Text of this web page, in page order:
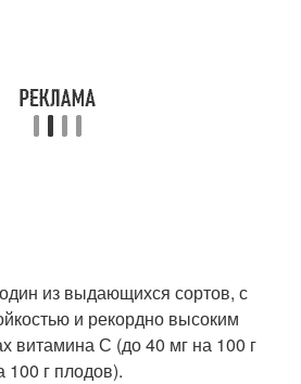
из выдающихся сортов, с
и рекордно высоким
витамина С (до 40 мг на 100 г
100 г плодов).